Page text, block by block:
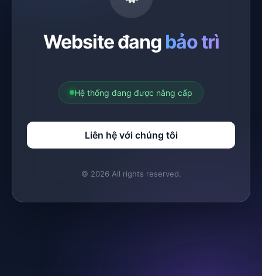
Website đang bảo trì
Hệ thống đang được nâng cấp
Liên hệ với chúng tôi
© 2026 All rights reserved.